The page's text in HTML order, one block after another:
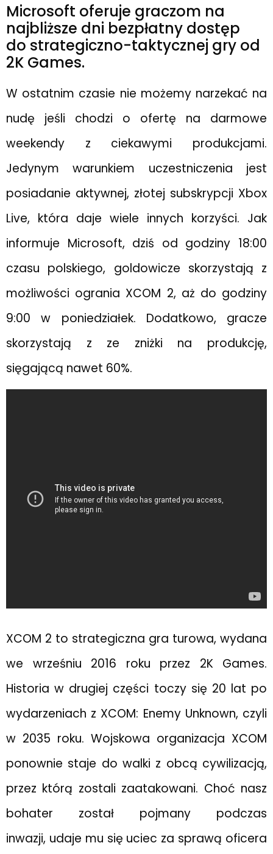
Microsoft oferuje graczom na
najbliższe dni bezpłatny dostęp
do strategiczno-taktycznej gry od
2K Games.
W ostatnim czasie nie możemy narzekać na
nudę jeśli chodzi o ofertę na darmowe
weekendy z ciekawymi produkcjami.
Jedynym warunkiem uczestniczenia jest
posiadanie aktywnej, złotej subskrypcji Xbox
Live, która daje wiele innych korzyści. Jak
informuje Microsoft, dziś od godziny 18:00
czasu polskiego, goldowicze skorzystają z
możliwości ogrania XCOM 2, aż do godziny
9:00 w poniedziałek. Dodatkowo, gracze
skorzystają z ze zniżki na produkcję,
sięgającą nawet 60%.
XCOM 2 to strategiczna gra turowa, wydana
we wrześniu 2016 roku przez 2K Games.
Historia w drugiej części toczy się 20 lat po
wydarzeniach z XCOM: Enemy Unknown, czyli
w 2035 roku. Wojskowa organizacja XCOM
ponownie staje do walki z obcą cywilizacją,
przez którą zostali zaatakowani. Choć nasz
bohater został pojmany podczas
inwazji, udaje mu się uciec za sprawą oficera